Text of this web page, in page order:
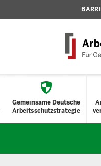
Gemeinsame Deutsche
Arbeitsschutzstrategie